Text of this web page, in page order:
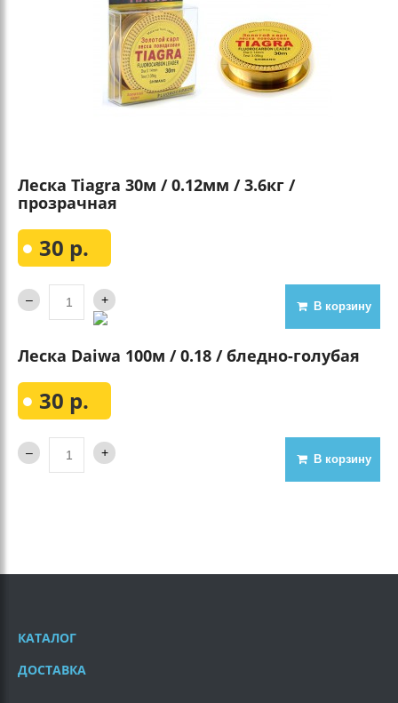
Леска Tiagra 30м / 0.12мм / 3.6кг /
прозрачная
30 р.
В корзину
Леска Daiwa 100м / 0.18 / бледно-голубая
30 р.
В корзину
КАТАЛОГ
ДОСТАВКА